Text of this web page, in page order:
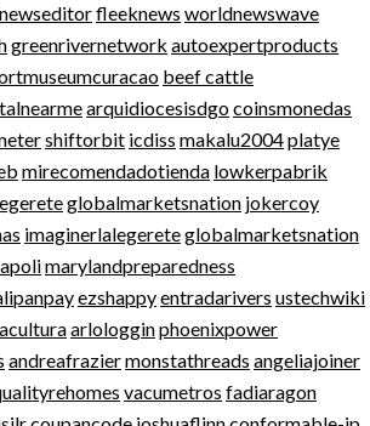
fleeknews worldnewswave
greenrivernetwork autoexpertproducts
beef cattle
arquidiocesisdgocoinsmonedas
shiftorbit icdiss makalu2004platye
mirecomendadotienda lowkerpabrik
globalmarketsnation jokercoy
imaginerlalegereteglobalmarketsnation
marylandpreparedness
ezshappyentradarivers ustechwiki
arlologginphoenixpower
andreafraziermonstathreads angeliajoiner
vacumetros fadiaragon